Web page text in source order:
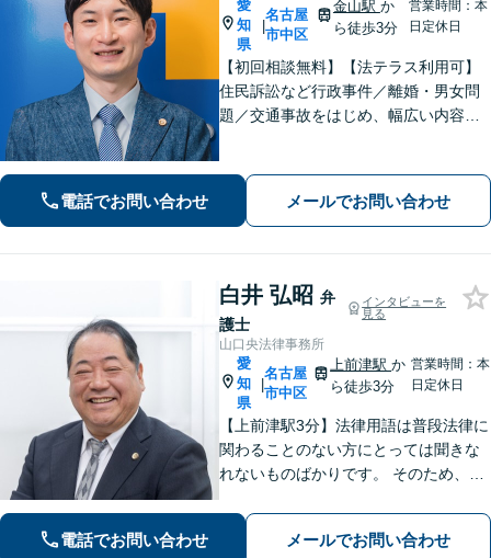
愛
知
県
|
名古屋
市中区
金山駅 か
ら徒歩3分
営業時間：本
日定休日
【初回相談無料】【法テラス利用可】
住民訴訟など行政事件／離婚・男女問
題／交通事故をはじめ、幅広い内容の
依頼者様にとって納得感の高い解決を
目指します【夜間・休日相談可】【金
電話でお問い合わせ メールでお問い合わせ
白井 弘昭 弁
護士
インタビューを
見る
山口央法律事務所
愛
知
県
|
名古屋
市中区
上前津駅か
ら徒歩3分
営業時間：本
日定休日
【上前津駅3分】法律用語は普段法律に
関わることのない方にとっては聞きな
れないものばかりです。 そのため、な
からの対応を説明させていただきま
す。最善の解決策は何なのかを共に考
電話でお問い合わせ メールでお問い合わせ